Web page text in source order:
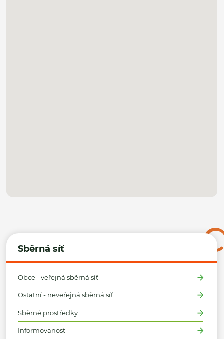
Sběrná síť
Obce - veřejná sběrná síť
Ostatní - neveřejná sběrná síť
Sběrné prostředky
Informovanost